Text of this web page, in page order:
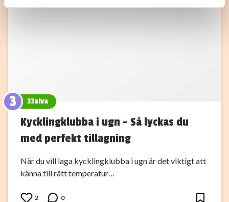
3 33alva
Kycklingklubba i ugn – Så lyckas du
med perfekt tillagning
När du vill laga kycklingklubba i ugn är det viktigt att
känna till rätt temperatur…
2 0